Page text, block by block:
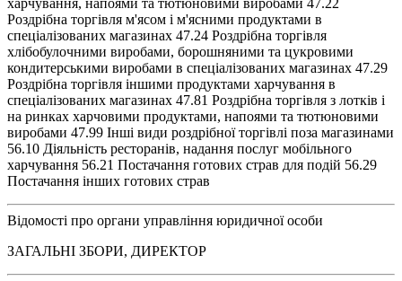
Роздрібна торгівля м'ясом і м'ясними продуктами в
спеціалізованих магазинах 47.24 Роздрібна торгівля
хлібобулочними виробами, борошняними та цукровими
кондитерськими виробами в спеціалізованих магазинах 47.29
Роздрібна торгівля іншими продуктами харчування в
спеціалізованих магазинах 47.81 Роздрібна торгівля з лотків і
на ринках харчовими продуктами, напоями та тютюновими
виробами 47.99 Інші види роздрібної торгівлі поза магазинами
56.10 Діяльність ресторанів, надання послуг мобільного
харчування 56.21 Постачання готових страв для подій 56.29
Постачання інших готових страв
Відомості про органи управління юридичної особи
ЗАГАЛЬНІ ЗБОРИ, ДИРЕКТОР